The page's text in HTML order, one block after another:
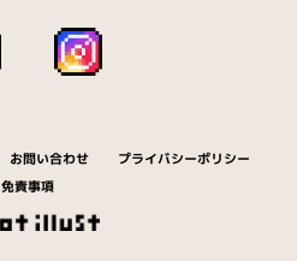
お問い合わせ
プライバシーポリシー
免責事項